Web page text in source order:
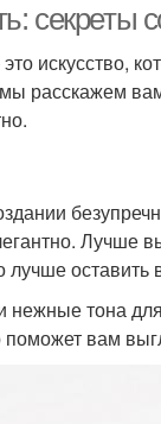
секреты
искусство,
расскажем
Лучше
оставить
нежные тона
вам